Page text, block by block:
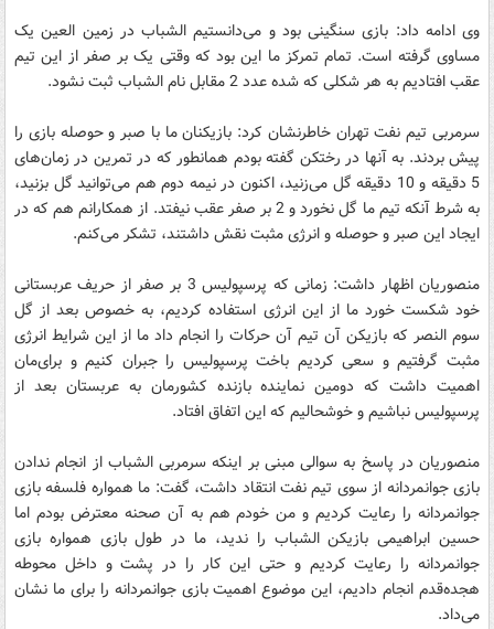
وی ادامه داد: بازی سنگینی بود و می‌دانستیم الشباب در زمین العین یک
مساوی گرفته است. تمام تمرکز ما این بود که وقتی یک بر صفر از این تیم
عقب افتادیم به هر شکلی که شده عدد 2 مقابل نام الشباب ثبت نشود.
سرمربی تیم نفت تهران خاطرنشان کرد: بازیکنان ما با صبر و حوصله بازی را
پیش بردند. به آنها در رختکن گفته بودم همانطور که در تمرین در زمان‌های
5 دقیقه و 10 دقیقه گل می‌زنید، اکنون در نیمه دوم هم می‌توانید گل بزنید،
به شرط آنکه تیم ما گل نخورد و 2 بر صفر عقب نیفتد. از همکارانم هم که در
ایجاد این صبر و حوصله و انرژی مثبت نقش داشتند، تشکر می‌کنم.
منصوریان اظهار داشت: زمانی که پرسپولیس 3 بر صفر از حریف عربستانی
خود شکست خورد ما از این انرژی استفاده کردیم، به خصوص بعد از گل
سوم النصر که بازیکن آن تیم آن حرکات را انجام داد ما از این شرایط انرژی
مثبت گرفتیم و سعی کردیم باخت پرسپولیس را جبران کنیم و برای‌مان
اهمیت داشت که دومین نماینده بازنده کشورمان به عربستان بعد از
پرسپولیس نباشیم و خوشحالیم که این اتفاق افتاد.
منصوریان در پاسخ به سوالی مبنی بر اینکه سرمربی الشباب از انجام ندادن
بازی جوانمردانه از سوی تیم نفت انتقاد داشت، گفت: ما همواره فلسفه بازی
جوانمردانه را رعایت کردیم و من خودم هم به آن صحنه معترض بودم اما
حسین ابراهیمی بازیکن الشباب را ندید، ما در طول بازی همواره بازی
جوانمردانه را رعایت کردیم و حتی این کار را در پشت و داخل محوطه
هجده‌قدم انجام دادیم، این موضوع اهمیت بازی جوانمردانه را برای ما نشان
می‌داد.